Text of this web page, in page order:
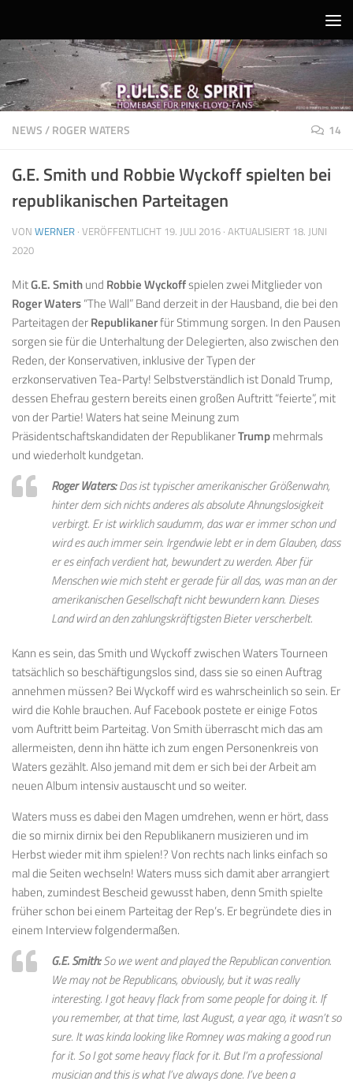
NEWS/ROGER WATERS 14
G.E. Smith und Robbie Wyckoff spielten bei
republikanischen Parteitagen
VON WERNER · VERÖFFENTLICHT 19. JULI 2016 · AKTUALISIERT 18. JUNI
2020
MitG.E. Smithund Robbie Wyckoffspielen zwei Mitglieder von
Roger Waters“The Wall” Band derzeit in der Hausband, die bei den
Parteitagen derRepublikanerfür Stimmung sorgen. In den Pausen
sorgen sie für die Unterhaltung der Delegierten, also zwischen den
Reden, der Konservativen, inklusive der Typen der
erzkonservativen Tea-Party! Selbstverständlich ist Donald Trump,
dessen Ehefrau gestern bereits einen großen Auftritt “feierte”, mit
von der Partie! Waters hat seine Meinung zum
Präsidentschaftskandidaten der RepublikanerTrumpmehrmals
und wiederholt kundgetan.
Roger Waters:Das ist typischer amerikanischer Größenwahn,
hinter dem sich nichts anderes als absolute Ahnungslosigkeit
verbirgt. Er ist wirklich saudumm, das war er immer schon und
wird es auch immer sein. Irgendwie lebt er in dem Glauben, dass
er es einfach verdient hat, bewundert zu werden. Aber für
Menschen wie mich steht er gerade für all das, was man an der
amerikanischen Gesellschaft nicht bewundern kann. Dieses
Land wird an den zahlungskräftigsten Bieter verscherbelt.
Kann es sein, das Smith und Wyckoff zwischen Waters Tourneen
tatsächlich so beschäftigungslos sind, dass sie so einen Auftrag
annehmen müssen? Bei Wyckoff wird es wahrscheinlich so sein. Er
wird die Kohle brauchen. Auf Facebook postete er einige Fotos
vom Auftritt beim Parteitag. Von Smith überrascht mich das am
allermeisten, denn ihn hätte ich zum engen Personenkreis von
Waters gezählt. Also jemand mit dem er sich bei der Arbeit am
neuen Album intensiv austauscht und so weiter.
Waters muss es dabei den Magen umdrehen, wenn er hört, dass
die so mirnix dirnix bei den Republikanern musizieren und im
Herbst wieder mit ihm spielen!? Von rechts nach links einfach so
mal die Seiten wechseln! Waters muss sich damit aber arrangiert
haben, zumindest Bescheid gewusst haben, denn Smith spielte
früher schon bei einem Parteitag der Rep’s. Er begründete dies in
einem Interview folgendermaßen.
G.E. Smith:So we went and played the Republican convention.
We may not be Republicans, obviously, but it was really
interesting. I got heavy flack from some people for doing it. If
you remember, at that time, last August, a year ago, it wasn’t so
sure. It was kinda looking like Romney was making a good run
for it. So I got some heavy flack for it. But I’m a professional
musician and this is what I’ve always done. I’ve been a